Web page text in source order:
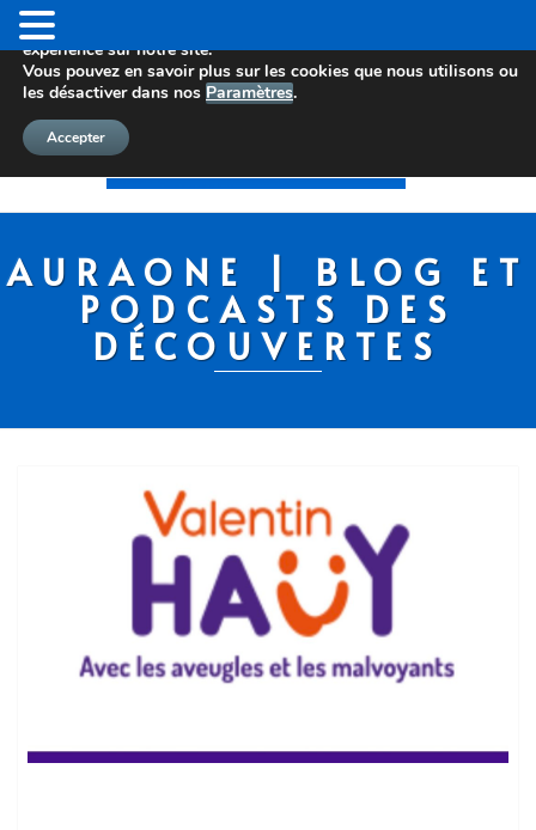
AURAONE | BLOG ET
PODCASTS DES
DÉCOUVERTES
Nous utilisons des cookies pour vous offrir la meilleure
expérience sur notre site.
Vous pouvez en savoir plus sur les cookies que nous utilisons ou
les désactiver dans nos Paramètres.
Accepter